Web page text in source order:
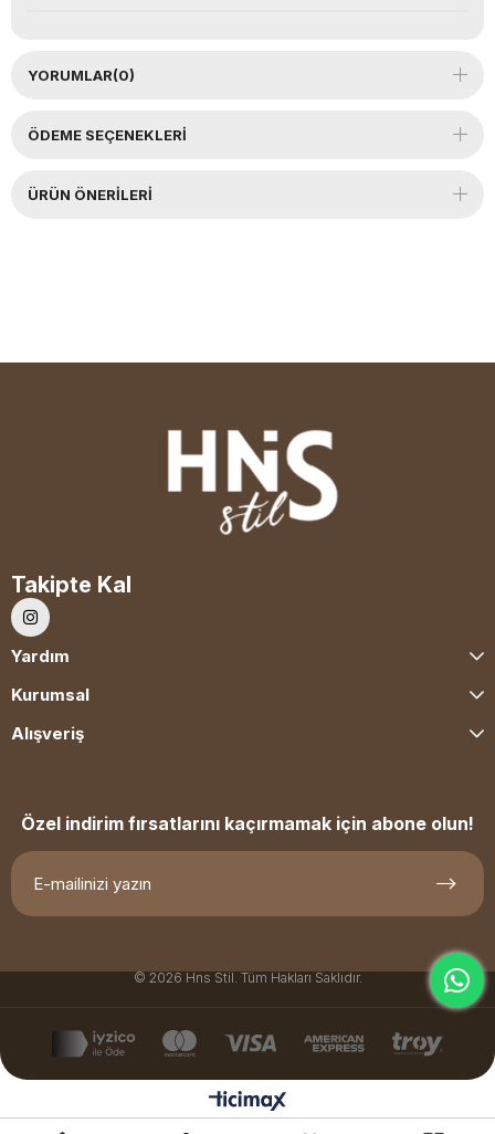
YORUMLAR(0)
ÖDEME SEÇENEKLERI
ÜRÜN ÖNERILERI
Takipte Kal
Yardım
Kurumsal
Alışveriş
Özel indirim fırsatlarını kaçırmamak için abone olun!
© 2026 Hns Stil. Tüm Hakları Saklıdır.